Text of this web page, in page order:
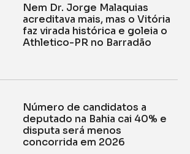
Nem Dr. Jorge Malaquias
acreditava mais, mas o Vitória
faz virada histórica e goleia o
Athletico-PR no Barradão
Número de candidatos a
deputado na Bahia cai 40% e
disputa será menos
concorrida em 2026